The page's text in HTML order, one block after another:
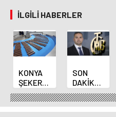
İLGILI HABERLER
KONYA
ŞEKER
YILLIK 7
BİN 500
TON
SON
DAKİKA
HABERİ:
Yeni
Merkez